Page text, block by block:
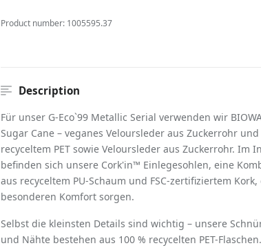
Product number: 1005595.37
Description
Für unser G-Eco`99 Metallic Serial verwenden wir
Sugar Cane – veganes Veloursleder aus Zuckerrohr und
recyceltem PET sowie Veloursleder aus Zuckerrohr. Im
befinden sich unsere Cork'in™ Einlegesohlen, eine
aus recyceltem PU-Schaum und FSC-zertifiziertem
besonderen Komfort sorgen.
Selbst die kleinsten Details sind wichtig – unsere
und Nähte bestehen aus 100 % recycelten PET-